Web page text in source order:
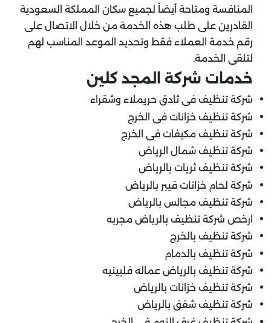
المنافسة ومتاحة أيضاً لجميع سكان المملكة السعودية
القادرين على طلب هذه الخدمة من خلال الاتصال على
رقم خدمة العملاء فقط وتحديد الموعد المناسب لهم
لتلقى الخدمة.
خدمات شركة المجد كلين
شركة تنظيف فى ثادق حريملاء وشقراء
شركة تنظيف خزانات فى الخرج
شركة تنظيف مكيفات فى الخرج
شركة تنظيف شمال الرياض
شركة تنظيف ثريات بالرياض
شركة لحام خزانات فيبر بالرياض
شركة تنظيف مجالس بالرياض
ارخص شركة تنظيف بالرياض مجربه
شركة تنظيف بالخرج
شركة تنظيف بالدمام
شركة تنظيف بالرياض عماله فلبينيه
شركة تنظيف خزانات بالرياض
شركة تنظيف شقق بالرياض